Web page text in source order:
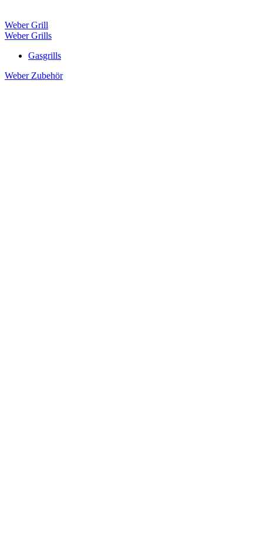
Weber Grill
Weber Grills
Gasgrills
Weber Zubehör